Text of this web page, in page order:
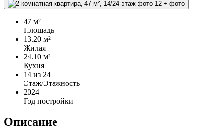
+ фото
47 м²
Площадь
13.20 м²
Жилая
24.10 м²
Кухня
14 из 24
Этаж/Этажность
2024
Год постройки
Описание